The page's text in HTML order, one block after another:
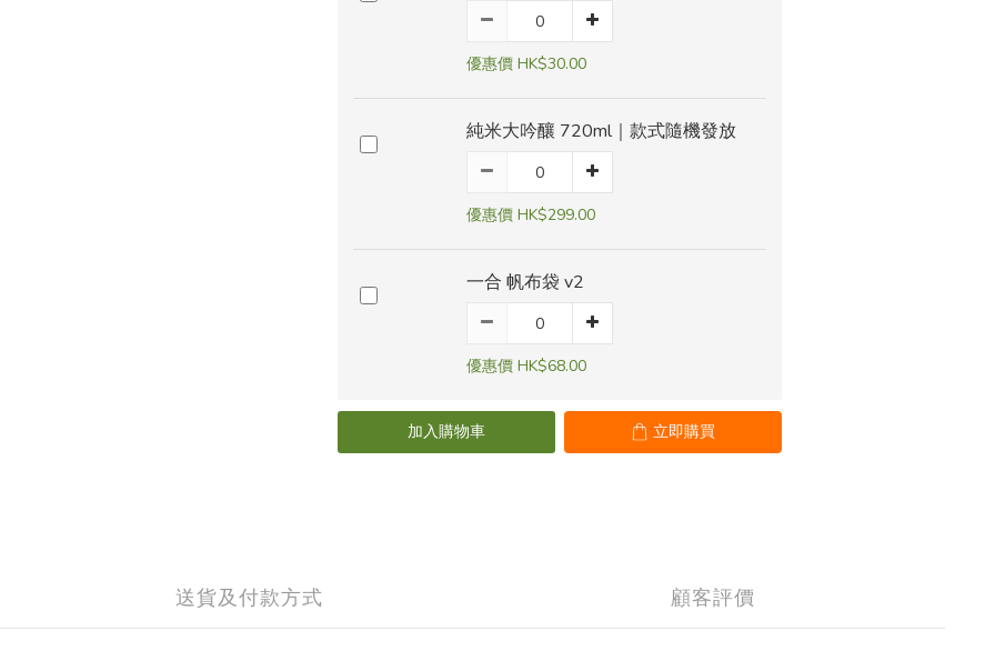
優惠價 HK$30.00
純米大吟釀 720ml｜款式隨機發放
優惠價 HK$299.00
一合 帆布袋 v2
優惠價 HK$68.00
加入購物車 立即購買
送貨及付款方式 顧客評價